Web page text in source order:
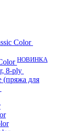
Color
НОВИНКА
8-ply
(пряжа для